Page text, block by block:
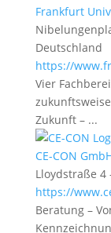
Frankfurt
Deutschland
https://
Vier
Zukunft – ...
CE-CON
Lloydstraße 4
https://
Beratung –